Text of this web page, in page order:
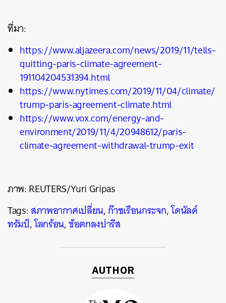
ที่มา:
https://www.aljazeera.com/news/2019/11/tells-
quitting-paris-climate-agreement-
191104204531394.html
https://www.nytimes.com/2019/11/04/climate/
trump-paris-agreement-climate.html
https://www.vox.com/energy-and-
environment/2019/11/4/20948612/paris-
climate-agreement-withdrawal-trump-exit
ภาพ: REUTERS/Yuri Gripas
Tags:สภาพอากาศเปลี่ยน,ก๊าซเรือนกระจก,โดนัลด์
ทรัมป์,โลกร้อน,ข้อตกลงปารีส
AUTHOR